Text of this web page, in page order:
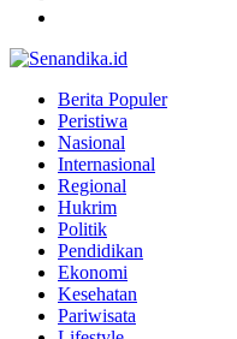
Berita Populer
Peristiwa
Nasional
Internasional
Regional
Hukrim
Politik
Pendidikan
Ekonomi
Kesehatan
Pariwisata